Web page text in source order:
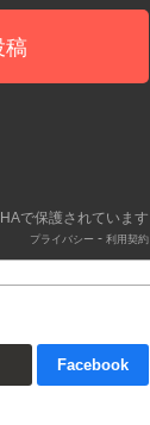
稿
で保護されています
プライバシー - 利用契約
Facebook